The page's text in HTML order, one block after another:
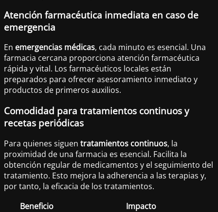
Atención farmacéutica inmediata en caso de
emergencia
En emergencias médicas, cada minuto es esencial. Una
farmacia cercana proporciona atención farmacéutica
rápida y vital. Los farmacéuticos locales están
preparados para ofrecer asesoramiento inmediato y
productos de primeros auxilios.
Comodidad para tratamientos continuos y
recetas periódicas
Para quienes siguen tratamientos continuos, la
proximidad de una farmacia es esencial. Facilita la
obtención regular de medicamentos y el seguimiento del
tratamiento. Esto mejora la adherencia a las terapias y,
por tanto, la eficacia de los tratamientos.
Beneficio
Impacto